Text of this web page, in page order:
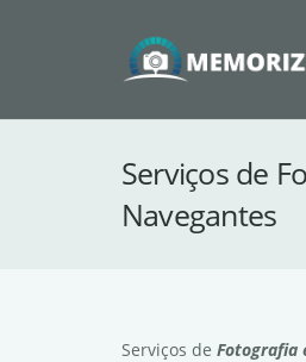
Serviços de
Navegantes
Serviços de Fotografia